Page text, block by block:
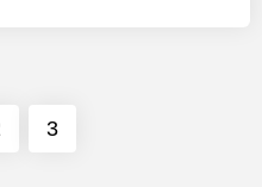
3